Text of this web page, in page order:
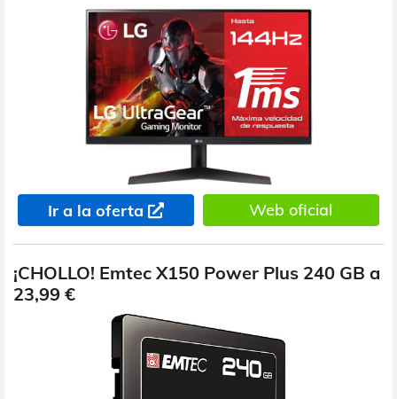
Ir a la oferta Web oficial
¡CHOLLO! Emtec X150 Power Plus 240 GB a
23,99 €